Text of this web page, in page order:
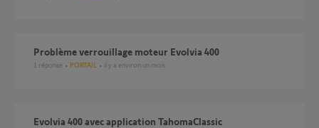
Problème verrouillage moteur Evolvia 400
1 réponse PORTAIL il y a environ un mois
Evolvia 400 avec application TahomaClassic